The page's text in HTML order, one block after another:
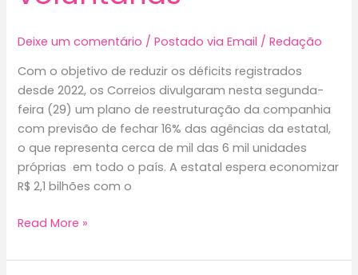
Deixe um comentário /Postado via Email /Redação
Com o objetivo de reduzir os déficits registrados
desde 2022, os Correios divulgaram nesta segunda-
feira (29) um plano de reestruturação da companhia
com previsão de fechar 16% das agências da estatal,
o que representa cerca de mil das 6 mil unidades
próprias em todo o país. A estatal espera economizar
R$ 2,1 bilhões com o
Correios
fechar
Read More »